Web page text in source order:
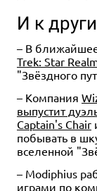
И к
– В
Trek: Star
"Звёздного
– Компания
выпустит
Captain's Chair
побывать в
вселенной
– Modiphius
играми по